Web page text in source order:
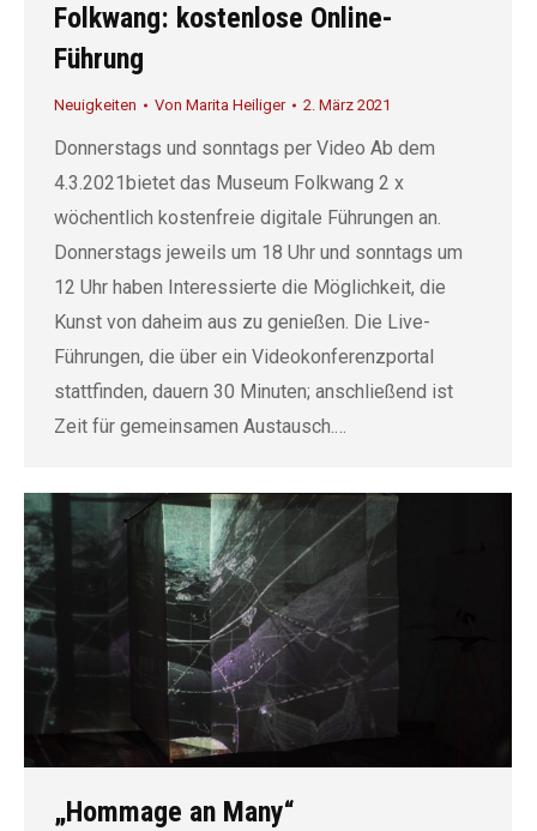
Folkwang: kostenlose Online-
Führung
Neuigkeiten Von Marita Heiliger 2. März 2021
Donnerstags und sonntags per Video Ab dem
4.3.2021bietet das Museum Folkwang 2 x
wöchentlich kostenfreie digitale Führungen an.
Donnerstags jeweils um 18 Uhr und sonntags um
12 Uhr haben Interessierte die Möglichkeit, die
Kunst von daheim aus zu genießen. Die Live-
Führungen, die über ein Videokonferenzportal
stattfinden, dauern 30 Minuten; anschließend ist
Zeit für gemeinsamen Austausch.…
„Hommage an Many“